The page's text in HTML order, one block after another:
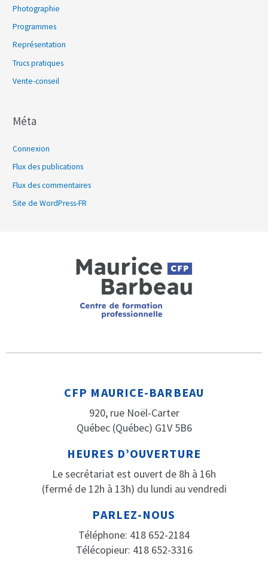
Photographie
Programmes
Représentation
Trucs pratiques
Vente-conseil
Méta
Connexion
Flux des publications
Flux des commentaires
Site de WordPress-FR
CFP MAURICE-BARBEAU
920, rue Noël-Carter
Québec (Québec) G1V 5B6
HEURES D’OUVERTURE
Le secrétariat est ouvert de 8h à 16h
(fermé de 12h à 13h) du lundi au vendredi
PARLEZ-NOUS
Téléphone: 418 652-2184
Télécopieur: 418 652-3316